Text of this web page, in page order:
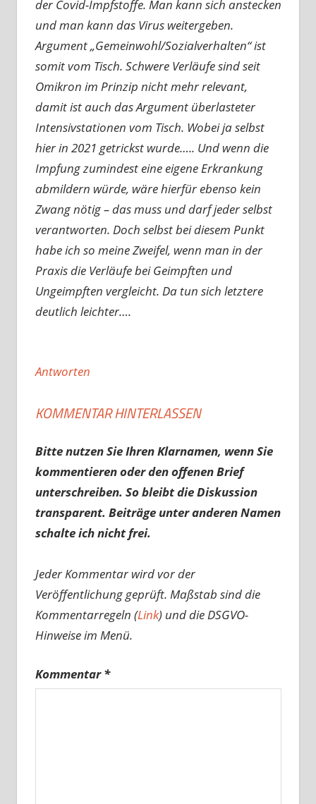
der Covid-Impfstoffe. Man kann sich anstecken
und man kann das Virus weitergeben.
Argument „Gemeinwohl/Sozialverhalten“ ist
somit vom Tisch. Schwere Verläufe sind seit
Omikron im Prinzip nicht mehr relevant,
damit ist auch das Argument überlasteter
Intensivstationen vom Tisch. Wobei ja selbst
hier in 2021 getrickst wurde….. Und wenn die
Impfung zumindest eine eigene Erkrankung
abmildern würde, wäre hierfür ebenso kein
Zwang nötig – das muss und darf jeder selbst
verantworten. Doch selbst bei diesem Punkt
habe ich so meine Zweifel, wenn man in der
Praxis die Verläufe bei Geimpften und
Ungeimpften vergleicht. Da tun sich letztere
deutlich leichter….
Antworten
KOMMENTAR HINTERLASSEN
Bitte nutzen Sie Ihren Klarnamen, wenn Sie
kommentieren oder den offenen Brief
unterschreiben. So bleibt die Diskussion
transparent. Beiträge unter anderen Namen
schalte ich nicht frei.
Jeder Kommentar wird vor der
Veröffentlichung geprüft. Maßstab sind die
Kommentarregeln (Link) und die DSGVO-
Hinweise im Menü.
Kommentar*